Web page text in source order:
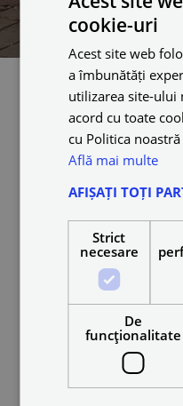
cookie-uri
Acest site web
a îmbunătăți
utilizarea site-ului
acord cu toate
cu Politica
Află mai multe
AFIȘAȚI TOȚI
Strict
necesare
De
funcţionalitate